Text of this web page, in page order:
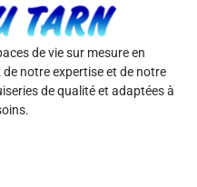
de vie sur mesure en
notre expertise et de notre
de qualité et adaptées à